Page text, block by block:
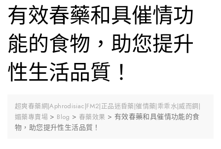
有效春藥和具催情功
能的食物，助您提升
性生活品質！
超爽春藥網|Aphrodisiac|FM2|正品迷昏藥|催情藥|乖乖水|威而鋼|
媚藥專賣場 > Blog > 春藥效果 > 有效春藥和具催情功能的食
物，助您提升性生活品質！